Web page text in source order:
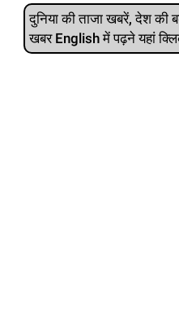
दुनिया की ताजा खबरें, देश की
खबर English में पढ़ने यहां